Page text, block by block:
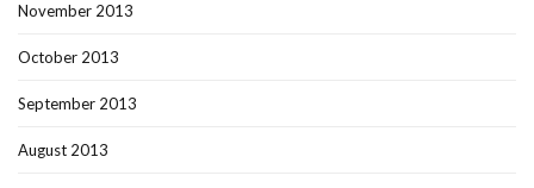
November 2013
October 2013
September 2013
August 2013